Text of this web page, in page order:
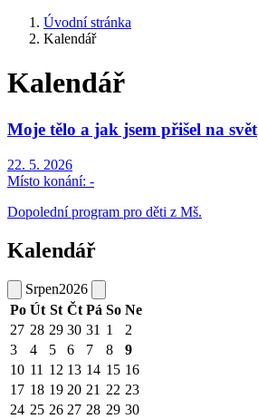
Úvodní stránka
Kalendář
Kalendář
Moje tělo a jak jsem přišel na svět
22. 5. 2026
Místo konání: -
Dopolední program pro děti z Mš.
Kalendář
Srpen2026
Po Út St Čt Pá So Ne
27 28 29 30 31 1
2
3
4 5 6 7 8
9
10 11 12 13 14 15 16
17 18 19 20 21 22 23
24 25 26 27 28 29 30